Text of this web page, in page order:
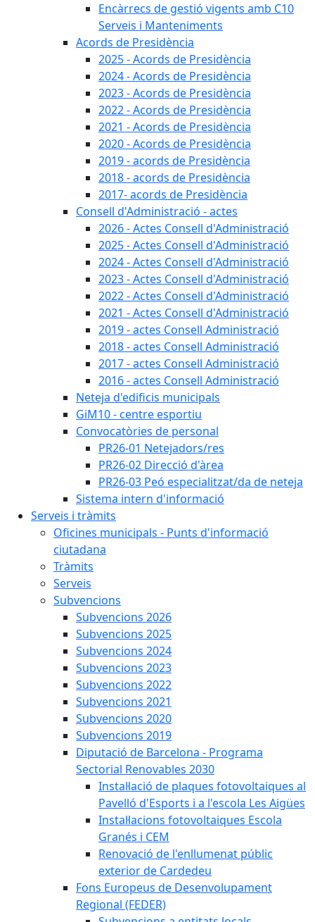
Encàrrecs de gestió vigents amb C10
Serveis i Manteniments
Acords de Presidència
2025 - Acords de Presidència
2024 - Acords de Presidència
2023 - Acords de Presidència
2022 - Acords de Presidència
2021 - Acords de Presidència
2020 - Acords de Presidència
2019 - acords de Presidència
2018 - acords de Presidència
2017- acords de Presidència
Consell d'Administració - actes
2026 - Actes Consell d'Administració
2025 - Actes Consell d'Administració
2024 - Actes Consell d'Administració
2023 - Actes Consell d'Administració
2022 - Actes Consell d'Administració
2021 - Actes Consell d'Administració
2019 - actes Consell Administració
2018 - actes Consell Administració
2017 - actes Consell Administració
2016 - actes Consell Administració
Neteja d'edificis municipals
GiM10 - centre esportiu
Convocatòries de personal
PR26-01 Netejadors/res
PR26-02 Direcció d'àrea
PR26-03 Peó especialitzat/da de neteja
Sistema intern d'informació
Serveis i tràmits
Oficines municipals - Punts d'informació
ciutadana
Tràmits
Serveis
Subvencions
Subvencions 2026
Subvencions 2025
Subvencions 2024
Subvencions 2023
Subvencions 2022
Subvencions 2021
Subvencions 2020
Subvencions 2019
Diputació de Barcelona - Programa
Sectorial Renovables 2030
Instal·lació de plaques fotovoltaiques al
Pavelló d'Esports i a l'escola Les Aigües
Instal·lacions fotovoltaiques Escola
Granés i CEM
Renovació de l'enllumenat públic
exterior de Cardedeu
Fons Europeus de Desenvolupament
Regional (FEDER)